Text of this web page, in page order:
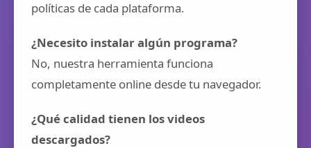
políticas de cada plataforma.
¿Necesito instalar algún programa?
No, nuestra herramienta funciona
completamente online desde tu navegador.
¿Qué calidad tienen los videos
descargados?